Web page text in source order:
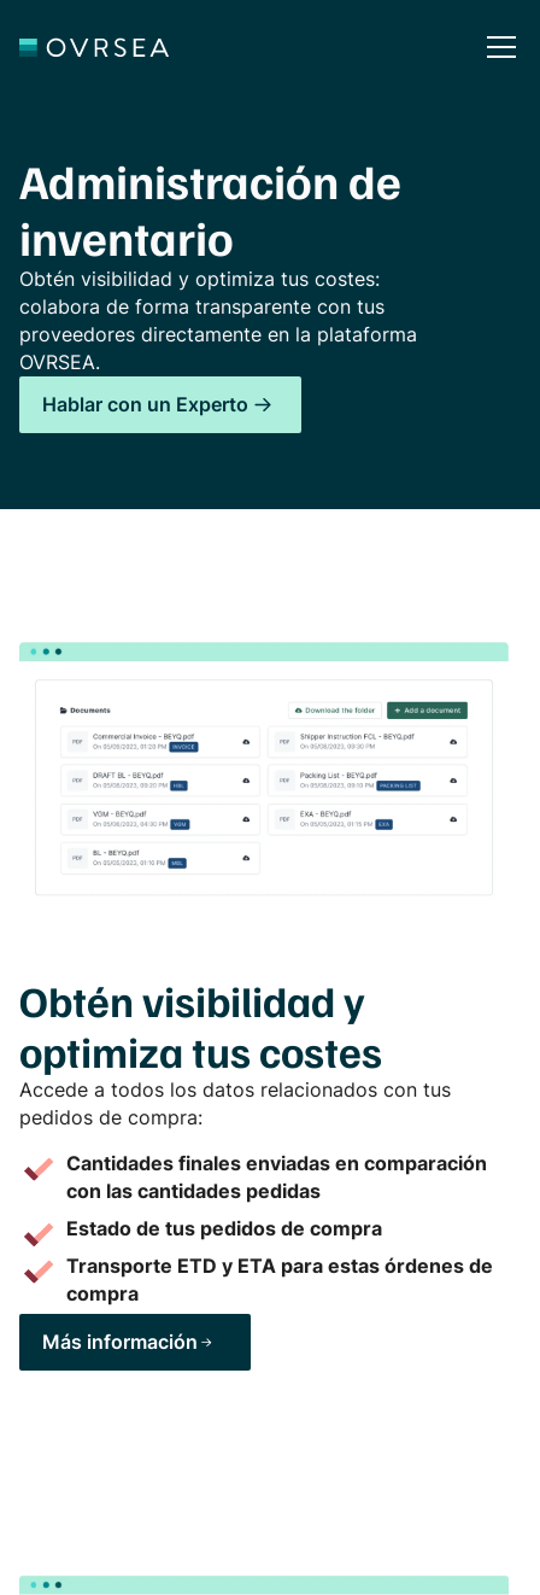
Administración de
inventario
Obtén visibilidad y optimiza tus costes:
colabora de forma transparente con tus
proveedores directamente en la plataforma
OVRSEA.
Hablar con un Experto
Obtén visibilidad y
optimiza tus costes
Accede a todos los datos relacionados con tus
pedidos de compra:
Cantidades finales enviadas en comparación
con las cantidades pedidas
Estado de tus pedidos de compra
Transporte ETD y ETA para estas órdenes de
compra
Más información